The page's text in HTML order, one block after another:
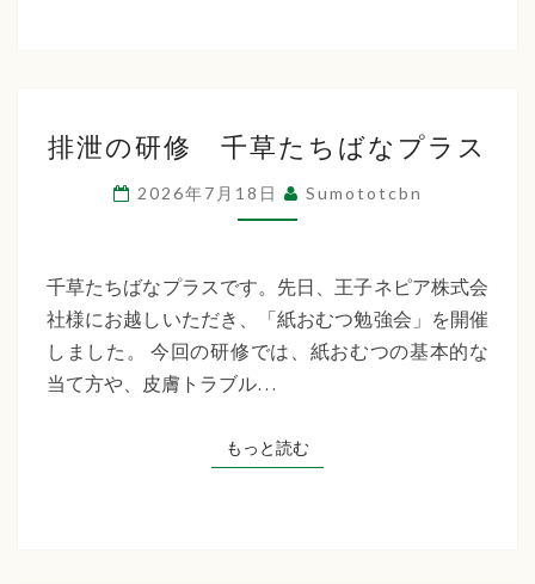
泄
の
研
千
草
た
な
排泄の研修 千草たちばなプラス
2026年7月18日 Sumototcbn
千草たちばなプラスです。先日、王子ネピア株式会
社様にお越しいただき、「紙おむつ勉強会」を開催
しました。 今回の研修では、紙おむつの基本的な
当て方や、皮膚トラブル…
もっと読むもっと読む